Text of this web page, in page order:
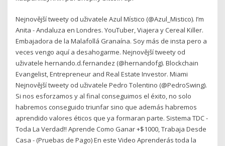
Nejnovější tweety od uživatele Azul Místico (@Azul_Mistico). I’m
Anita - Andaluza en Londres. YouTuber, Viajera y Cereal Killer.
Embajadora de la Malafollá Granaína. Soy más de insta pero a
veces vengo aquí a desahogarme. Nejnovější tweety od
uživatele hernando.d.fernandez (@hernandofg). Blockchain
Evangelist, Entrepreneur and Real Estate Investor. Miami
Nejnovější tweety od uživatele Pedro Tolentino (@PedroSwing).
Si nos esforzamos y al final conseguimos el éxito, no solo
habremos conseguido triunfar sino que además habremos
aprendido valores éticos que ya formaran parte. Sistema TDC -
Toda La Verdad!! Aprende Como Ganar +$1000, Trabaja Desde
Casa - (Pruebas de Pago) En este Video Aprenderás toda la